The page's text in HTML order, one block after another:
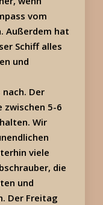
vom
Außerdem hat
Schiff alles
und
Der
zwischen 5-6
Wir
viele
die
und
Der Freitag